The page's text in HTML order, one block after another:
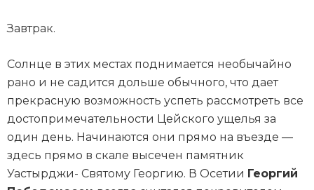
Завтрак.
Солнце в этих местах поднимается необычайно
рано и не садится дольше обычного, что дает
прекрасную возможность успеть рассмотреть все
достопримечательности Цейского ущелья за
один день. Начинаются они прямо на въезде —
здесь прямо в скале высечен памятник
Уастырджи- Святому Георгию. В Осетии Георгий